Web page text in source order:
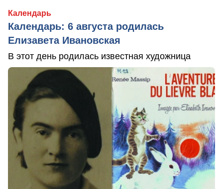
Календарь
Календарь: 6 августа родилась
Елизавета Ивановская
В этот день родилась известная художница